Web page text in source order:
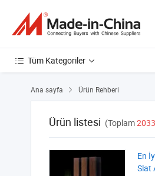
Tüm Kategoriler
Ana sayfa  Ürün Rehberi
Ürün listesi (Toplam2033
En
Slat